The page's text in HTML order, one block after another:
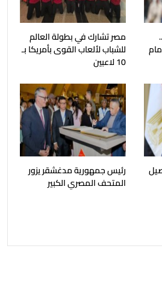
مصر تشارك في بطولة العالم
للشباب لألعاب القوى بأمريكا بـ
10 لاعبين
رئيس جمهورية مدغشقر يزور
المتحف المصري الكبير